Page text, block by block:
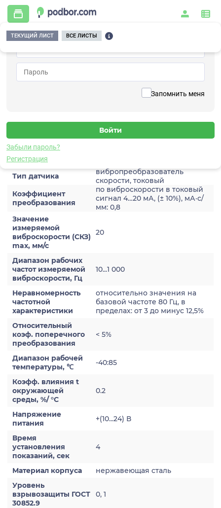
Запомнить меня
Забыли пароль?
Регистрация
ТЕКУЩИЙ ЛИСТ ВСЕ ЛИСТЫ
Главная / Контрольно-измерительные приборы и автоматика / Датчики /
Виброскорости / 2A253HA-20
Датчик виброскороости
Характеристики
Тип датчика
вибропреобразователь
скорости, токовый
Коэффициент
преобразования
по виброскорости в токовый
сигнал 4…20 мА, (± 10%), мА·с/
мм: 0,8
Значение
измеряемой
виброскорости (СКЗ)
max, мм/с
20
Диапазон рабочих
частот измеряемой
виброскорости, Гц
10...1 000
Неравномерность
частотной
характеристики
относительно значения на
базовой частоте 80 Гц, в
пределах: от 3 до минус 12,5%
Относительный
коэф. поперечного
преобразования
< 5%
Диапазон рабочей
температуры, ℃
-40:85
Коэфф. влияния t
окружающей
среды, %/ °С
0.2
Напряжение
питания
+(10...24) В
Время
установления
показаний, сек
4
Материал корпуса
нержавеющая сталь
Уровень
взрывозащиты ГОСТ
30852.9
0, 1